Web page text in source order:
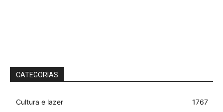
CATEGORIAS
Cultura e lazer
1767